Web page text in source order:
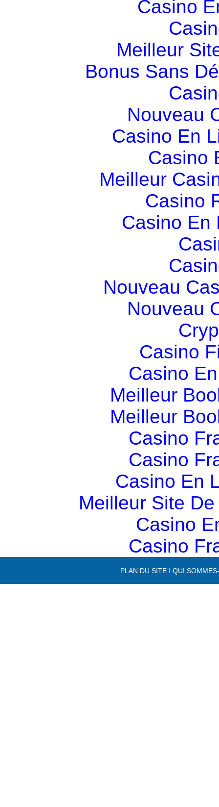
Casino
Meilleur
Bonus Sans
Nouveau
Casino En
Casino
Meilleur
Casino
Casino En
Nouveau
Nouveau
Casino
Casino
Meilleur
Meilleur
Casino
Casino
Casino En
Meilleur Site
Casino
Casino
PLAN DU SITE IQUI